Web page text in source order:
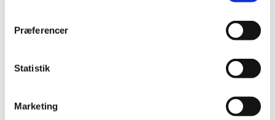
Præferencer
Statistik
Marketing